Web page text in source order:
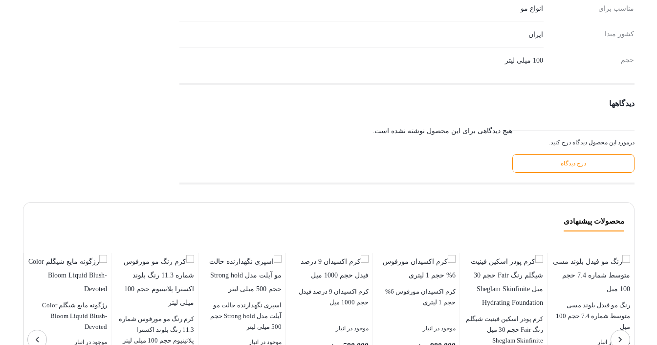
مناسب برای انواع مو
کشور مبدا ایران
حجم 100 میلی لیتر
دیدگاهها
درمورد این محصول دیدگاه درج کنید.
درج دیدگاه
هیچ دیدگاهی برای این محصول نوشته نشده است.
محصولات پیشنهادی
رنگ مو فیدل بلوند مسی
متوسط شماره 7.4 حجم 100
میل
موجود در انبار
کرم پودر اسکین فینیت شیگلم
رنگ Fair حجم 30 میل
Sheglam Skinfinite
کرم اکسیدان مورفوس 6%
حجم 1 لیتری
موجود در انبار
کرم اکسیدان 9 درصد فیدل
حجم 1000 میل
موجود در انبار
اسپری نگهدارنده حالت مو
آیلت مدل Strong hold حجم
500 میلی لیتر
موجود در انبار
کرم رنگ مو مورفوس شماره
11.3 رنگ بلوند اکسترا
پلاتینیوم حجم 100 میلی لیتر
رژگونه مایع شیگلم Color
Bloom Liquid Blush-
Devoted
موجود در انبار